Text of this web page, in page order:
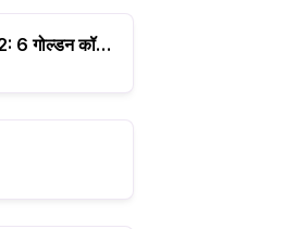
सुपर मारियो लैंड 2: 6 गोल्डन कॉइन्स